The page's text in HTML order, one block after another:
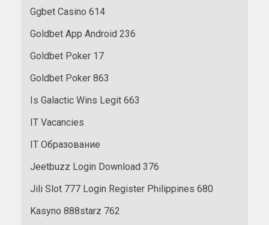
Ggbet Casino 614
Goldbet App Android 236
Goldbet Poker 17
Goldbet Poker 863
Is Galactic Wins Legit 663
IT Vacancies
IT Образование
Jeetbuzz Login Download 376
Jili Slot 777 Login Register Philippines 680
Kasyno 888starz 762